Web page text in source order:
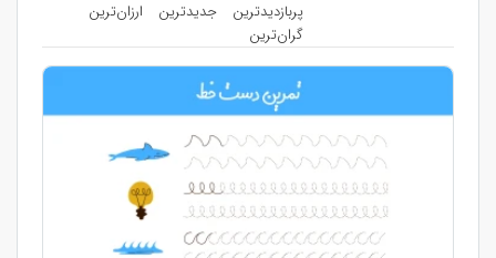
پربازدیدترین
جدیدترین
ارزان‌ترین
گران‌ترین